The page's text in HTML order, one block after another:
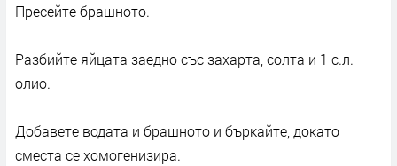
Пресейте брашното.
Разбийте яйцата заедно със захарта, солта и 1 с.л.
олио.
Добавете водата и брашното и бъркайте, докато
сместа се хомогенизира.